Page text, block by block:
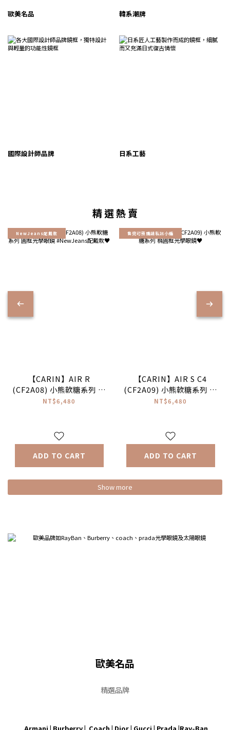
歐美名品 韓系潮牌
國際設計師品牌 日系工藝
精 選 熱 賣
NewJeans配戴款
【CARIN】AIR R
(CF2A08) 小熊軟糖系列 圓
框光學眼鏡 #NewJeans配
NT$6,480
ADD TO CART
售完可預購請私訊小編
【CARIN】AIR S C4
(CF2A09) 小熊軟糖系列 橢
圓框光學眼鏡♥
NT$6,480
ADD TO CART
Show more
歐美名品
精選品牌